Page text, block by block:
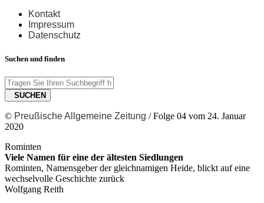
Kontakt
Impressum
Datenschutz
Suchen und finden
SUCHEN
© Preußische Allgemeine Zeitung / Folge 04 vom 24. Januar
2020
Rominten
Viele Namen für eine der ältesten Siedlungen
Rominten, Namensgeber der gleichnamigen Heide, blickt auf eine
wechselvolle Geschichte zurück
Wolfgang Reith